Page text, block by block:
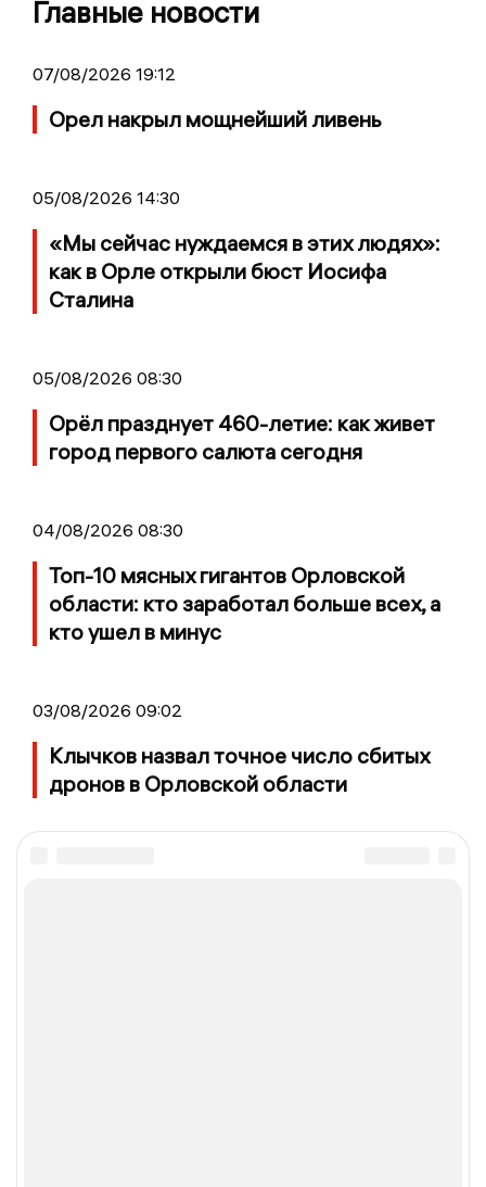
Главные новости
07/08/2026 19:12
Орел накрыл мощнейший ливень
05/08/2026 14:30
«Мы сейчас нуждаемся в этих людях»:
как в Орле открыли бюст Иосифа
Сталина
05/08/2026 08:30
Орёл празднует 460-летие: как живет
город первого салюта сегодня
04/08/2026 08:30
Топ-10 мясных гигантов Орловской
области: кто заработал больше всех, а
кто ушел в минус
03/08/2026 09:02
Клычков назвал точное число сбитых
дронов в Орловской области